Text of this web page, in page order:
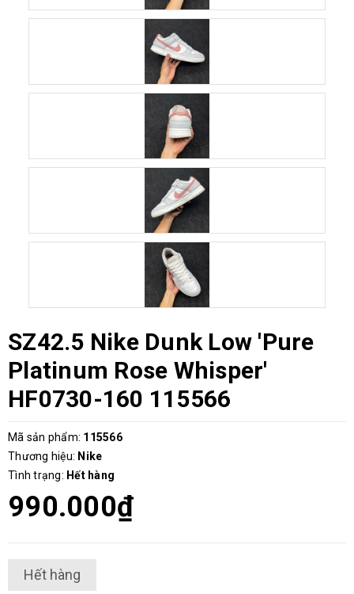
SZ42.5 Nike Dunk Low 'Pure
Platinum Rose Whisper'
HF0730-160 115566
Mã sản phẩm: 115566
Thương hiệu: Nike
Tình trạng: Hết hàng
990.000₫
Hết hàng